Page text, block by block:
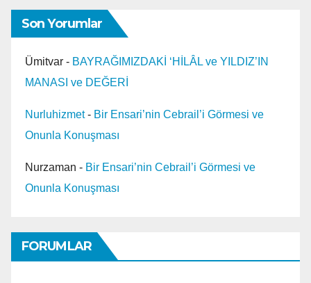
Son Yorumlar
Ümitvar - BAYRAĞIMIZDAKİ ‘HİLÂL ve YILDIZ’IN
MANASI ve DEĞERİ
Nurluhizmet- Bir Ensari’nin Cebrail’i Görmesi ve
Onunla Konuşması
Nurzaman - Bir Ensari’nin Cebrail’i Görmesi ve
Onunla Konuşması
FORUMLAR